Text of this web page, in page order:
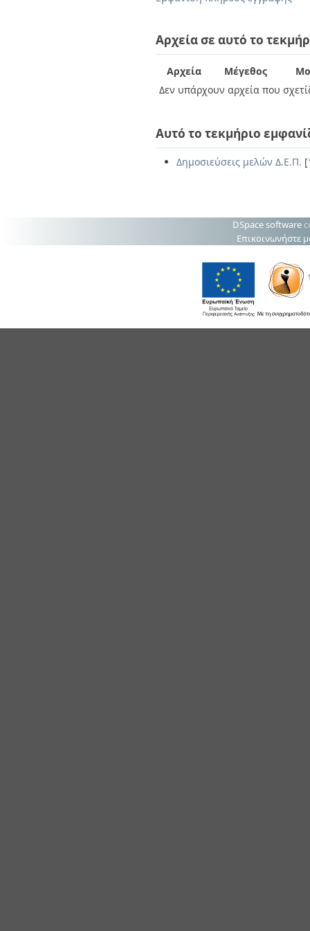
Αρχεία σε αυτό το
Αρχεία Μέγεθος
Δεν υπάρχουν αρχεία που
Αυτό το τεκμήριο
Δημοσιεύσεις μελών Δ.Ε.Π.
DSpace software
Επικοινωνήστε